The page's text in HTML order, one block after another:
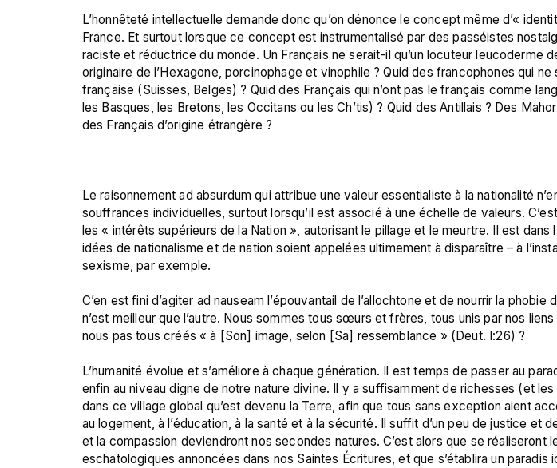
L’honnêteté intellectuelle demande donc qu’on dénonce le concept même d’«
France. Et surtout lorsque ce concept est instrumentalisé par des passéistes
raciste et réductrice du monde. Un Français ne serait-il qu’un locuteur leucoderme
originaire de l’Hexagone, porcinophage et vinophile ? Quid des francophones qui ne
française (Suisses, Belges) ? Quid des Français qui n’ont pas le français comme
les Basques, les Bretons, les Occitans ou les Ch’tis) ? Quid des Antillais ? Des
des Français d’origine étrangère ?
Le raisonnement ad absurdum qui attribue une valeur essentialiste à la nationalité
souffrances individuelles, surtout lorsqu’il est associé à une échelle de valeurs.
les « intérêts supérieurs de la Nation », autorisant le pillage et le meurtre. Il est dans
idées de nationalisme et de nation soient appelées ultimement à disparaître – à
sexisme, par exemple.
C’en est fini d’agiter ad nauseam l’épouvantail de l’allochtone et de nourrir la phobie
n’est meilleur que l’autre. Nous sommes tous sœurs et frères, tous unis par nos
nous pas tous créés « à [Son] image, selon [Sa] ressemblance » (Deut. I:26) ?
L’humanité évolue et s’améliore à chaque génération. Il est temps de passer au
enfin au niveau digne de notre nature divine. Il y a suffisamment de richesses (et
dans ce village global qu’est devenu la Terre, afin que tous sans exception aient
au logement, à l’éducation, à la santé et à la sécurité. Il suffit d’un peu de justice et
et la compassion deviendront nos secondes natures. C’est alors que se réaliseront
eschatologiques annoncées dans nos Saintes Écritures, et que s’établira un paradis